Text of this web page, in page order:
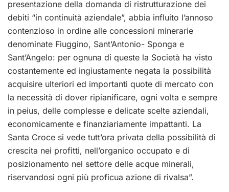
presentazione della domanda di ristrutturazione dei
debiti “in continuità aziendale”, abbia influito l’annoso
contenzioso in ordine alle concessioni minerarie
denominate Fiuggino, Sant’Antonio- Sponga e
Sant’Angelo: per ognuna di queste la Società ha visto
costantemente ed ingiustamente negata la possibilità
acquisire ulteriori ed importanti quote di mercato con
la necessità di dover ripianificare, ogni volta e sempre
in peius, delle complesse e delicate scelte aziendali,
economicamente e finanziariamente impattanti. La
Santa Croce si vede tutt’ora privata della possibilità di
crescita nei profitti, nell’organico occupato e di
posizionamento nel settore delle acque minerali,
riservandosi ogni più proficua azione di rivalsa”.